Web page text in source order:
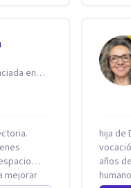
entre
y he
con
para
en
mejorar
hija de
años